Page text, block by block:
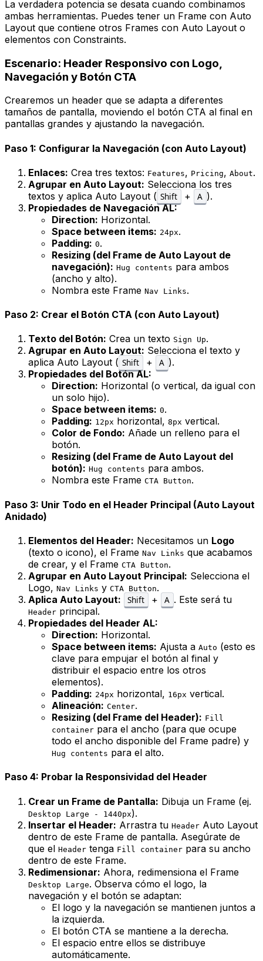
La verdadera potencia se desata cuando combinamos
ambas herramientas. Puedes tener un Frame con Auto
Layout que contiene otros Frames con Auto Layout o
elementos con Constraints.
Escenario: Header Responsivo con Logo,
Navegación y Botón CTA
Crearemos un header que se adapta a diferentes
tamaños de pantalla, moviendo el botón CTA al final en
pantallas grandes y ajustando la navegación.
Paso 1: Configurar la Navegación (con Auto Layout)
Enlaces: Crea tres textos: Features, Pricing, About.
Agrupar en Auto Layout: Selecciona los tres
textos y aplica Auto Layout ( Shift + A ).
Propiedades de Navegación AL:
Direction: Horizontal.
Space between items: 24px.
Padding: 0.
Resizing (del Frame de Auto Layout de
navegación): Hug contents para ambos
(ancho y alto).
Nombra este Frame Nav Links.
Paso 2: Crear el Botón CTA (con Auto Layout)
Texto del Botón: Crea un texto Sign Up.
Agrupar en Auto Layout: Selecciona el texto y
aplica Auto Layout ( Shift + A ).
Propiedades del Botón AL:
Direction: Horizontal (o vertical, da igual con
un solo hijo).
Space between items: 0.
Padding: 12px horizontal, 8px vertical.
Color de Fondo: Añade un relleno para el
botón.
Resizing (del Frame de Auto Layout del
botón): Hug contents para ambos.
Nombra este Frame CTA Button.
Paso 3: Unir Todo en el Header Principal (Auto Layout
Anidado)
Elementos del Header: Necesitamos un Logo
(texto o icono), el Frame Nav Links que acabamos
de crear, y el Frame CTA Button.
Agrupar en Auto Layout Principal: Selecciona el
Logo, Nav Links y CTA Button.
Aplica Auto Layout:
Shift + A . Este será tu
Header principal.
Propiedades del Header AL:
Direction: Horizontal.
Space between items: Ajusta a Auto (esto es
clave para empujar el botón al final y
distribuir el espacio entre los otros
elementos).
Padding: 24px horizontal, 16px vertical.
Alineación: Center.
Resizing (del Frame del Header): Fill
container para el ancho (para que ocupe
todo el ancho disponible del Frame padre) y
Hug contents para el alto.
Paso 4: Probar la Responsividad del Header
Crear un Frame de Pantalla: Dibuja un Frame (ej.
Desktop Large - 1440px).
Insertar el Header: Arrastra tu Header Auto Layout
dentro de este Frame de pantalla. Asegúrate de
que el Header tenga Fill container para su ancho
dentro de este Frame.
Redimensionar: Ahora, redimensiona el Frame
Desktop Large. Observa cómo el logo, la
navegación y el botón se adaptan:
El logo y la navegación se mantienen juntos a
la izquierda.
El botón CTA se mantiene a la derecha.
El espacio entre ellos se distribuye
automáticamente.